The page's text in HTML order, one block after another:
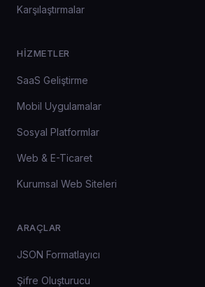
Karşılaştırmalar
HIZMETLER
SaaS Geliştirme
Mobil Uygulamalar
Sosyal Platformlar
Web & E-Ticaret
Kurumsal Web Siteleri
ARAÇLAR
JSON Formatlayıcı
Şifre Oluşturucu